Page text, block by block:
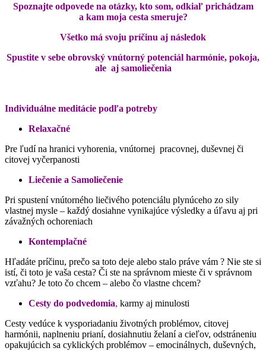
Spoznajte odpovede na otázky, kto som, odkiaľ prichádzam
a kam moja cesta smeruje?
Všetko má svoju príčinu aj následok
Spustite v sebe obrovský vnútorný potenciál harmónie, pokoja,
ale aj samoliečenia
Individuálne meditácie podľa potreby
Relaxačné
Pre ľudí na hranici vyhorenia, vnútornej pracovnej, duševnej či
citovej vyčerpanosti
Liečenie a Samoliečenie
Pri spustení vnútorného liečivého potenciálu plynúceho zo sily
vlastnej mysle – každý dosiahne vynikajúce výsledky a úľavu aj pri
závažných ochoreniach
Kontemplačné
Hľadáte príčinu, prečo sa toto deje alebo stalo práve vám ? Nie ste si
istí, či toto je vaša cesta? Či ste na správnom mieste či v správnom
vzťahu? Je toto čo chcem – alebo čo vlastne chcem?
Cesty do podvedomia, karmy aj minulosti
Cesty vedúce k vysporiadaniu životných problémov, citovej
harmónii, naplneniu prianí, dosiahnutiu želaní a cieľov, odstráneniu
opakujúcich sa cyklických problémov – emocinálnych, duševných,